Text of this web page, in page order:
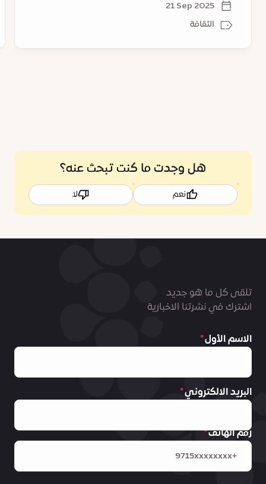
21 Sep 2025
الثقافة
هل وجدت ما كنت تبحث عنه؟
نعم لا
تلقى كل ما هو جديد
اشترك في نشرتنا الاخبارية
الاسم الأول
البريد الالكتروني
رقم الهاتف